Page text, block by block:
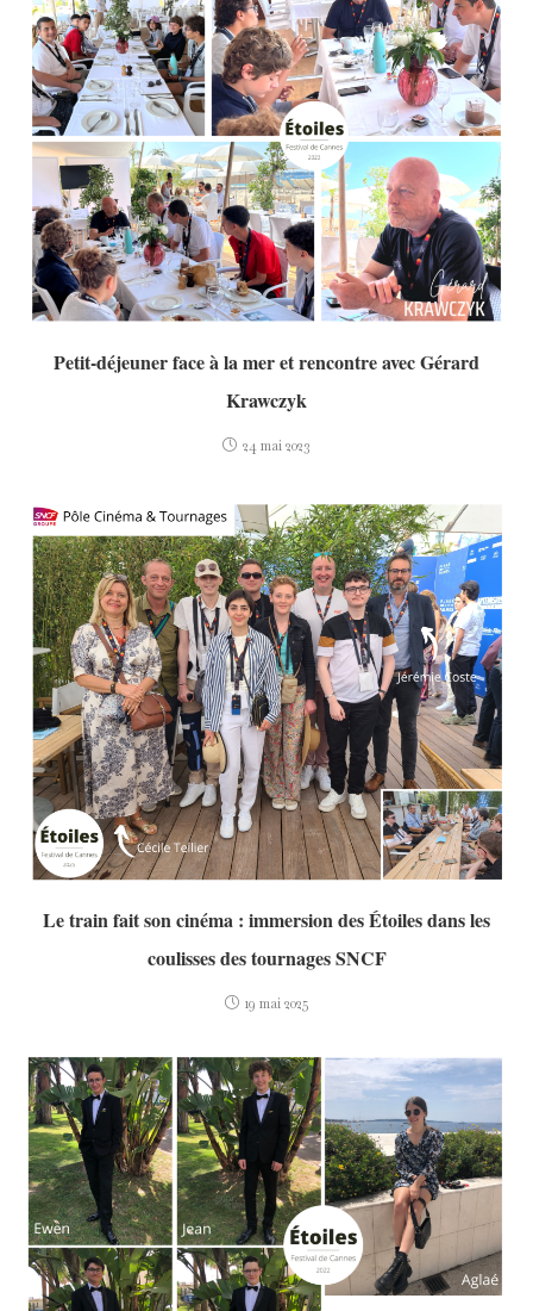
Petit-déjeuner face à la mer et rencontre avec Gérard
Krawczyk
24 mai 2023
Le train fait son cinéma : immersion des Étoiles dans les
coulisses des tournages SNCF
19 mai 2025